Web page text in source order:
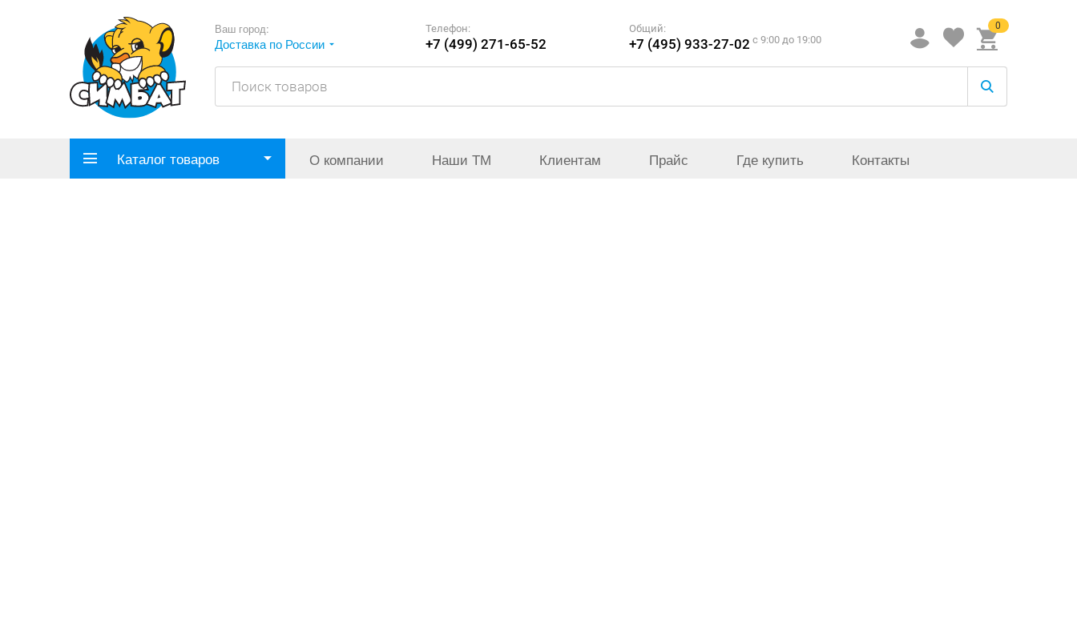
Ваш город:
Доставка по России
Телефон:
+7 (499) 271-65-52
Общий:
+7 (495) 933-27-02 c 9:00 до 19:00
0
Каталог товаров О компании Наши ТМ Клиентам Прайс Где купить Контакты